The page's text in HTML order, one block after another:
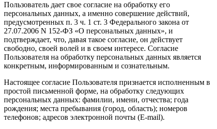
Пользователь дает свое согласие на обработку его
персональных данных, а именно совершение действий,
предусмотренных п. 3 ч. 1 ст. 3 Федерального закона от
27.07.2006 N 152-ФЗ «О персональных данных», и
подтверждает, что, давая такое согласие, он действует
свободно, своей волей и в своем интересе. Согласие
Пользователя на обработку персональных данных является
конкретным, информированным и сознательным.
Настоящее согласие Пользователя признается исполненным в
простой письменной форме, на обработку следующих
персональных данных: фамилии, имени, отчества; года
рождения; места пребывания (город, область); номеров
телефонов; адресов электронной почты (E-mail).